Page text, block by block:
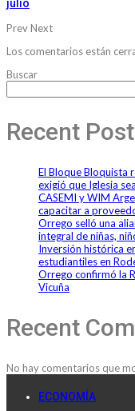
julio
PrevNext
Los comentarios están
Buscar
Recent
El Bloque Bloquista
exigió que Iglesia
CASEMI y WIM
capacitar a
Orrego selló una
integral de niñas,
Inversión histórica
estudiantiles en
Orrego confirmó la
Vicuña
Recent
No hay comentarios que
ECONOMÍA